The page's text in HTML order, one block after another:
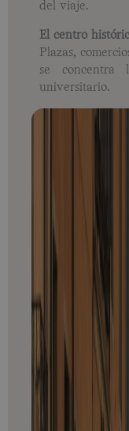
del viaje.
El centro
Plazas,
se
universitario.